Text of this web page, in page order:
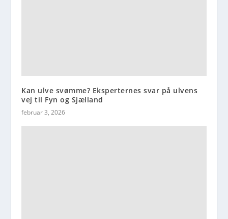
Kan ulve svømme? Eksperternes svar på ulvens
vej til Fyn og Sjælland
februar 3, 2026